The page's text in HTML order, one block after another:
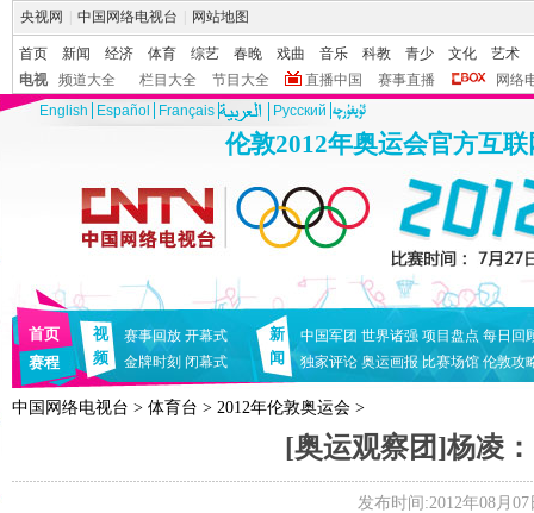
央视网 中国网络电视台 网站地图
首页 新闻 经济 体育 综艺 春晚 戏曲 音乐 科教 青少 文化
艺术
电视
频道大全 栏目大全 节目大全 直播中国 赛事直播
网络
English
Español Français Pусский
伦敦2012年奥运会官方互
首页
赛程
视
频
赛事回放 开幕式
金牌时刻 闭幕式
新
闻
中国军团 世界诸强 项目盘点 每日回
独家评论 奥运画报 比赛场馆 伦敦攻
中国网络电视台 > 体育台 > 2012年伦敦奥运会 >
[奥运观察团]杨凌
发布时间:2012年08月